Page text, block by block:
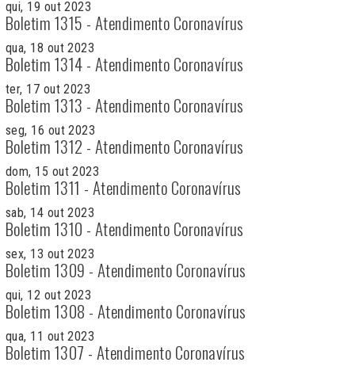
qui, 19 out 2023
Boletim 1315 - Atendimento Coronavírus
qua, 18 out 2023
Boletim 1314 - Atendimento Coronavírus
ter, 17 out 2023
Boletim 1313 - Atendimento Coronavírus
seg, 16 out 2023
Boletim 1312 - Atendimento Coronavírus
dom, 15 out 2023
Boletim 1311 - Atendimento Coronavírus
sab, 14 out 2023
Boletim 1310 - Atendimento Coronavírus
sex, 13 out 2023
Boletim 1309 - Atendimento Coronavírus
qui, 12 out 2023
Boletim 1308 - Atendimento Coronavírus
qua, 11 out 2023
Boletim 1307 - Atendimento Coronavírus